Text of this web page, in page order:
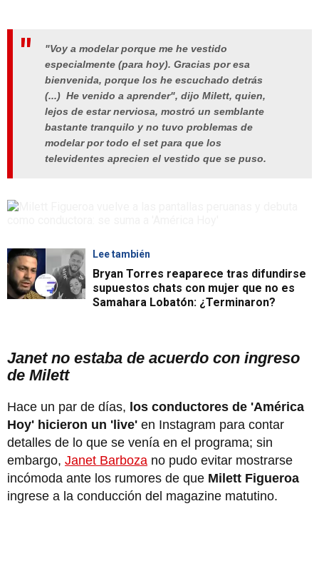
"Voy a modelar porque me he vestido
especialmente (para hoy). Gracias por esa
bienvenida, porque los he escuchado detrás
(...) He venido a aprender", dijo Milett, quien,
lejos de estar nerviosa, mostró un semblante
bastante tranquilo y no tuvo problemas de
modelar por todo el set para que los
televidentes aprecien el vestido que se puso.
Lee también
Bryan Torres reaparece tras difundirse
supuestos chats con mujer que no es
Samahara Lobatón: ¿Terminaron?
Janet no estaba de acuerdo con ingreso
de Milett
Hace un par de días, los conductores de 'América
Hoy' hicieron un 'live' en Instagram para contar
detalles de lo que se venía en el programa; sin
embargo, Janet Barboza no pudo evitar mostrarse
incómoda ante los rumores de que Milett Figueroa
ingrese a la conducción del magazine matutino.